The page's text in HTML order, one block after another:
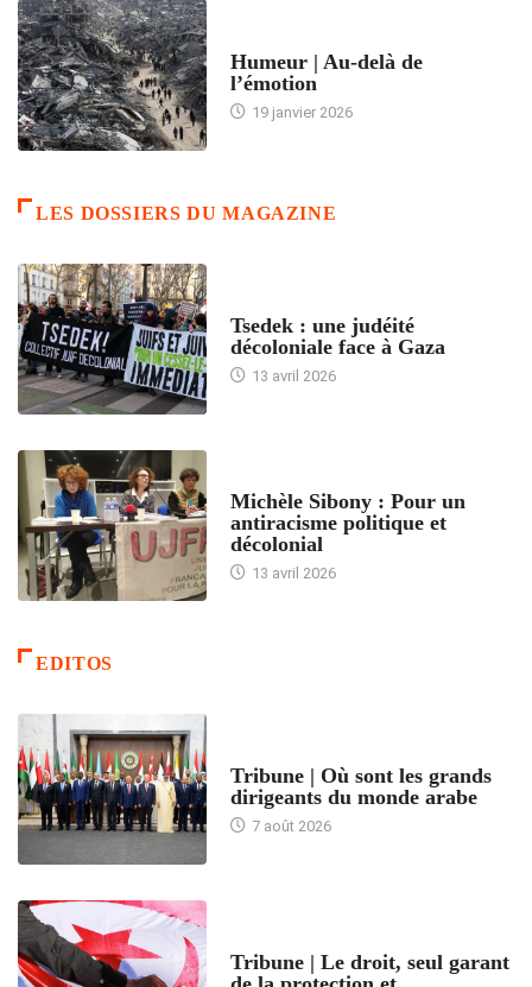
Humeur | Au-delà de
l’émotion
19 janvier 2026
LES DOSSIERS DU MAGAZINE
Tsedek : une judéité
décoloniale face à Gaza
13 avril 2026
Michèle Sibony : Pour un
antiracisme politique et
décolonial
13 avril 2026
EDITOS
Tribune | Où sont les grands
dirigeants du monde arabe
7 août 2026
Tribune | Le droit, seul garant